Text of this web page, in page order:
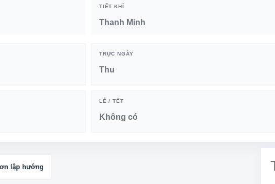
TIẾT KHÍ
Thanh Minh
TRỰC NGÀY
Thu
LỄ / TẾT
Không có
lập hướng